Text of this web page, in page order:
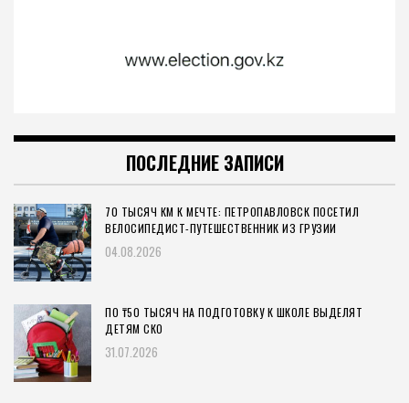
ПОСЛЕДНИЕ ЗАПИСИ
70 ТЫСЯЧ КМ К МЕЧТЕ: ПЕТРОПАВЛОВСК ПОСЕТИЛ
ВЕЛОСИПЕДИСТ-ПУТЕШЕСТВЕННИК ИЗ ГРУЗИИ
04.08.2026
ПО ₸50 ТЫСЯЧ НА ПОДГОТОВКУ К ШКОЛЕ ВЫДЕЛЯТ
ДЕТЯМ СКО
31.07.2026